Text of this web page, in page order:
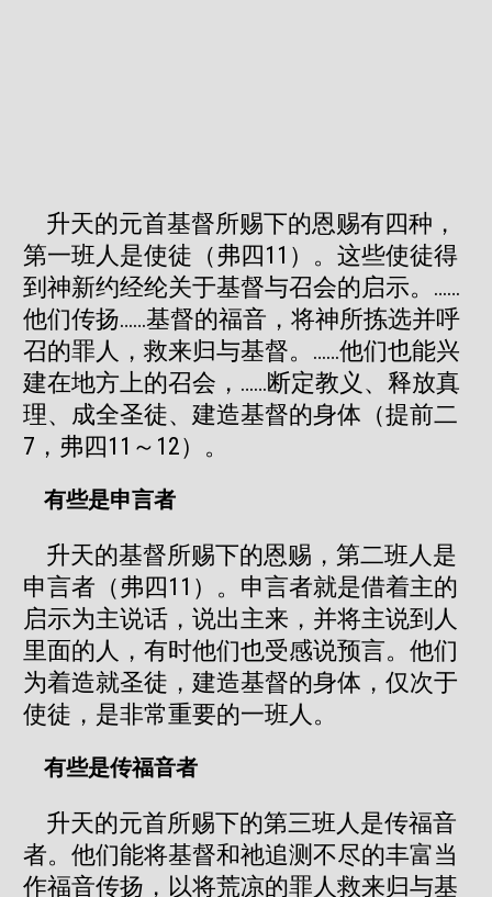
升天的元首基督所赐下的恩赐有四种，
第一班人是使徒（弗四11）。这些使徒得
到神新约经纶关于基督与召会的启示。……
他们传扬……基督的福音，将神所拣选并呼
召的罪人，救来归与基督。……他们也能兴
建在地方上的召会，……断定教义、释放真
理、成全圣徒、建造基督的身体（提前二
7，弗四11～12）。
有些是申言者
升天的基督所赐下的恩赐，第二班人是
申言者（弗四11）。申言者就是借着主的
启示为主说话，说出主来，并将主说到人
里面的人，有时他们也受感说预言。他们
为着造就圣徒，建造基督的身体，仅次于
使徒，是非常重要的一班人。
有些是传福音者
升天的元首所赐下的第三班人是传福音
者。他们能将基督和祂追测不尽的丰富当
作福音传扬，以将荒凉的罪人救来归与基